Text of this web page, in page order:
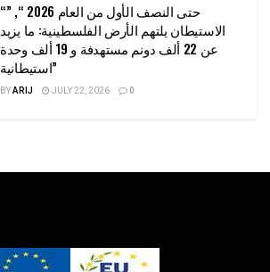
“حتى النصف الأول من العام 2026 “, ”
الاستيطان يلتهم الأرض الفلسطينية: ما يزيد
عن 22 ألف دونم مستهدفة و 19 ألف وحدة
استيطانية”
BYARIJ JULY 22, 2026 0